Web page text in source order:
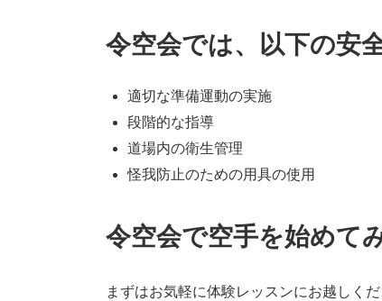
令空会では、以下の安
適切な準備運動の実施
段階的な指導
道場内の衛生管理
怪我防止のための用具の使用
令空会で空手を始めて
まずはお気軽に体験レッスンにお越しくだ